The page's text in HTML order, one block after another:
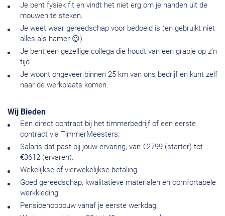
Je bent fysiek fit en vindt het niet erg om je handen uit de
mouwen te steken.
Je weet waar gereedschap voor bedoeld is (en gebruikt niet
alles als hamer 😉).
Je bent een gezellige collega die houdt van een grapje op z’n
tijd.
Je woont ongeveer binnen 25 km van ons bedrijf en kunt zelf
naar de werkplaats komen.
Wij Bieden
Een direct contract bij het timmerbedrijf of een eerste
contract via TimmerMeesters.
Salaris dat past bij jouw ervaring, van €2799 (starter) tot
€3612 (ervaren).
Wekelijkse of vierwekelijkse betaling.
Goed gereedschap, kwalitatieve materialen en comfortabele
werkkleding.
Pensioenopbouw vanaf je eerste werkdag.